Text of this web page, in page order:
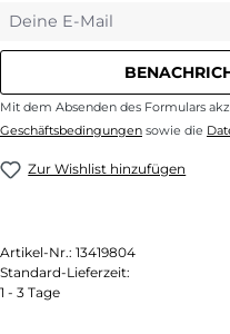
Deine E-Mail
Mit dem Absenden des Formulars
Geschäftsbedingungen sowie die
Zur Wishlist hinzufügen
Artikel-Nr.: 13419804
Standard-Lieferzeit:
1 - 3 Tage